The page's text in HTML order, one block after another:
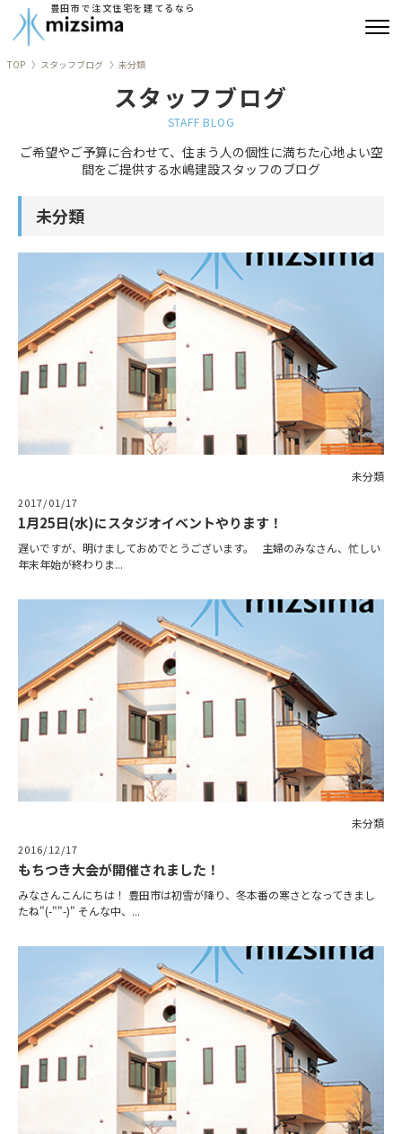
豊田市で注文住宅を建てるなら
リフォーム
古民家再生
建築実績
会社情報
よくあるご質問
ブログ
資料請求・お問い合わせ
TOP スタッフブログ 未分類
スタッフブログ
STAFF BLOG
ご希望やご予算に合わせて、住まう人の個性に満ちた心地よい空
間をご提供する水嶋建設スタッフのブログ
未分類
未分類
2017/01/17
1月25日(水)にスタジオイベントやります！
遅いですが、明けましておめでとうございます。 主婦のみなさん、忙しい
年末年始が終わりま...
未分類
2016/12/17
もちつき大会が開催されました！
みなさんこんにちは！ 豊田市は初雪が降り、冬本番の寒さとなってきまし
たね"(-""-)" そんな中、...